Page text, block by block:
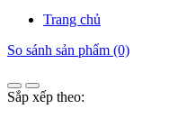
Trang chủ
So sánh sản phẩm (0)
Sắp xếp theo: